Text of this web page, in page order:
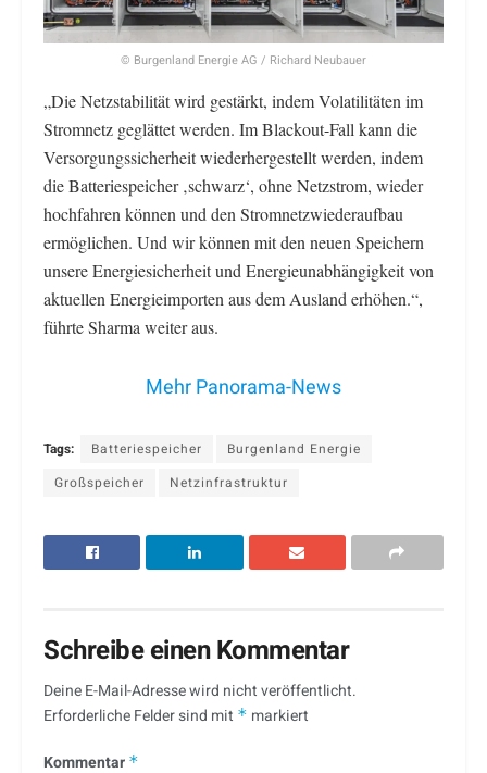
© Burgenland Energie AG / Richard Neubauer
„Die Netzstabilität wird gestärkt, indem Volatilitäten im
Stromnetz geglättet werden. Im Blackout-Fall kann die
Versorgungssicherheit wiederhergestellt werden, indem
die Batteriespeicher ‚schwarz‘, ohne Netzstrom, wieder
hochfahren können und den Stromnetzwiederaufbau
ermöglichen. Und wir können mit den neuen Speichern
unsere Energiesicherheit und Energieunabhängigkeit von
aktuellen Energieimporten aus dem Ausland erhöhen.“,
führte Sharma weiter aus.
Mehr Panorama-News
Tags: Batteriespeicher
Burgenland Energie
Großspeicher
Netzinfrastruktur
Schreibe einen Kommentar
Deine E-Mail-Adresse wird nicht veröffentlicht.
Erforderliche Felder sind mit * markiert
Kommentar *